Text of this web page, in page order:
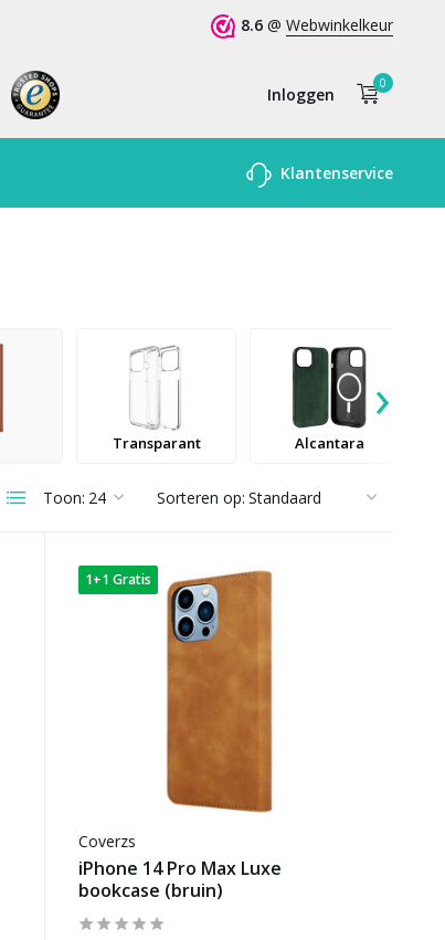
8.6 @ Webwinkelkeur
Inloggen
Account
0
Klantenservice
Transparant Alcantara
›
Toon: Sorteren op:
1+1 Gratis
Coverzs
iPhone 14 Pro Max Luxe
bookcase (bruin)